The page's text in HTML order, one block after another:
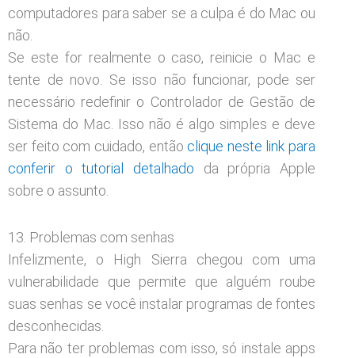
computadores para saber se a culpa é do Mac ou
não.
Se este for realmente o caso, reinicie o Mac e
tente de novo. Se isso não funcionar, pode ser
necessário redefinir o Controlador de Gestão de
Sistema do Mac. Isso não é algo simples e deve
ser feito com cuidado, então clique neste link para
conferir o tutorial detalhado da própria Apple
sobre o assunto.
13. Problemas com senhas
Infelizmente, o High Sierra chegou com uma
vulnerabilidade que permite que alguém roube
suas senhas se você instalar programas de fontes
desconhecidas.
Para não ter problemas com isso, só instale apps